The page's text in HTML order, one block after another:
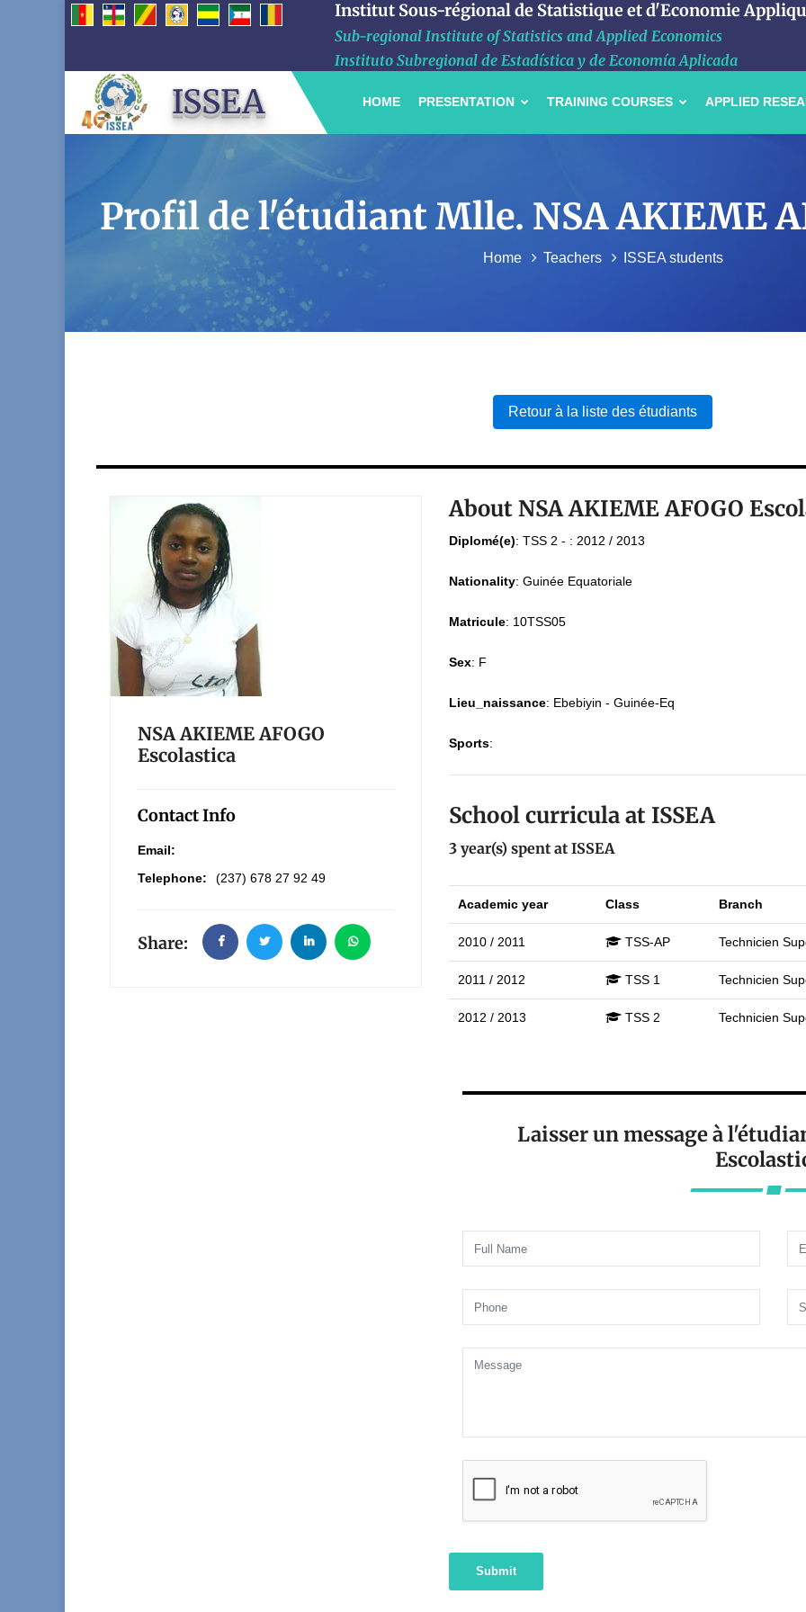
Institut Sous-régional de Statistique et d'Economie
Sub-regional Institute of Statistics and Applied Economics
Instituto Subregional de Estadística y de Economía Aplicada
ISSEA HOME PRESENTATION TRAINING COURSES APPLIED
Profil de l'étudiant Mlle. NSA AKIEME
Home Teachers ISSEA students
Retour à la liste des étudiants
NSA AKIEME AFOGO
Escolastica
Contact Info
Email:
Telephone:
(237) 678 27 92 49
Share:
About NSA AKIEME AFOGO
Diplomé(e): TSS 2 - : 2012 / 2013
Nationality: Guinée Equatoriale
Matricule: 10TSS05
Sex: F
Lieu_naissance: Ebebiyin - Guinée-Eq
Sports:
School curricula at ISSEA
3 year(s) spent at ISSEA
Academic year Class Branch
2010 / 2011 TSS-AP Technicien
2011 / 2012 TSS 1 Technicien
2012 / 2013 TSS 2 Technicien
Laisser un message à
Submit